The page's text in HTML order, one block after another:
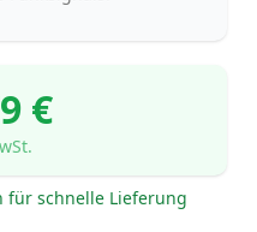
€
für schnelle Lieferung